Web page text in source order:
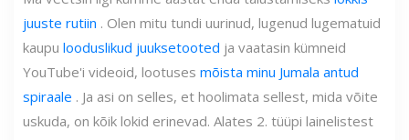
juuste rutiin . Olen mitu tundi uurinud, lugenud lugematuid
kaupu looduslikud juuksetooted ja vaatasin kümneid
YouTube'i videoid, lootuses mõista minu Jumala antud
spiraale . Ja asi on selles, et hoolimata sellest, mida võite
uskuda, on kõik lokid erinevad. Alates 2. tüüpi lainelistest